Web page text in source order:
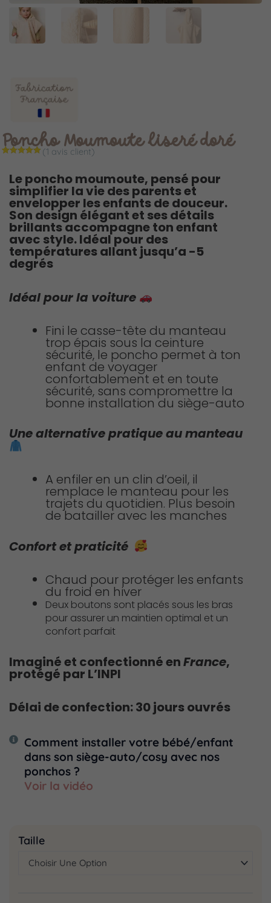
Poncho Moumoute liseré doré
surnotation
client
(1 avis client)
Le poncho moumoute, pensé pour
simplifier la vie des parents et
envelopper les enfants de douceur.
Son design élégant et ses détails
brillants accompagne ton enfant
avec style. Idéal pour des
températures allant jusqu’a -5
degrés
Idéal pour la voiture
Fini le casse-tête du manteau
trop épais sous la ceinture
sécurité, le poncho permet à ton
enfant de voyager
confortablement et en toute
sécurité, sans compromettre la
bonne installation du siège-auto
Une alternative pratique au manteau
A enfiler en un clin d’oeil, il
remplace le manteau pour les
trajets du quotidien. Plus besoin
de batailler avec les manches
Confort et praticité
Chaud pour protéger les enfants
du froid en hiver
Deux boutons sont placés sous les bras
pour assurer un maintien optimal et un
confort parfait
Imaginé et confectionné enFrance,
protégé par L’INPI
Délai de confection: 30 jours ouvrés
Comment installer votre bébé/enfant
dans son siège-auto/cosy avec nos
ponchos ?
Voir la vidéo
Taille
Moumoute